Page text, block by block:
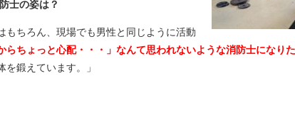
士の姿は？
もちろん、現場でも男性と同じように活動
らちょっと心配・・・」なんて思われないような消防士になり
を鍛えています。」